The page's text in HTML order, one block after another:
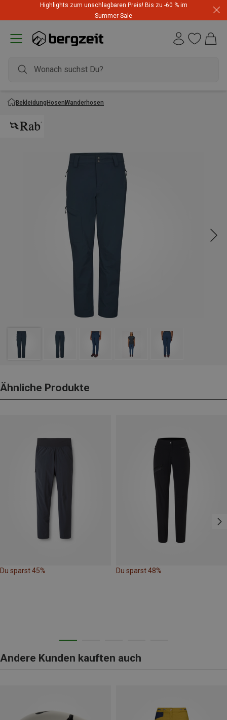
Highlights zum unschlagbaren Preis! Bis zu -60 % im
Summer Sale
BekleidungHosenWanderhosen
Ähnliche Produkte
Du sparst 45% Du sparst 48%
Andere Kunden kauften auch